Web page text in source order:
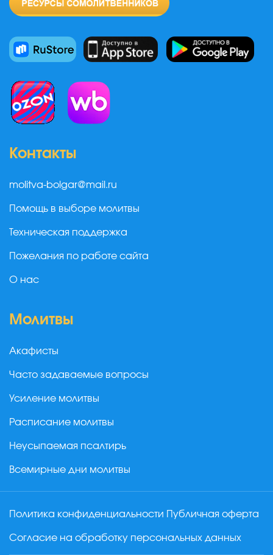
Контакты
molitva-bolgar@mail.ru
Помощь в выборе молитвы
Техническая поддержка
Пожелания по работе сайта
О нас
Молитвы
Акафисты
Часто задаваемые вопросы
Усиление молитвы
Расписание молитвы
Неусыпаемая псалтирь
Всемирные дни молитвы
Политика конфиденциальности Публичная оферта
Согласие на обработку персональных данных